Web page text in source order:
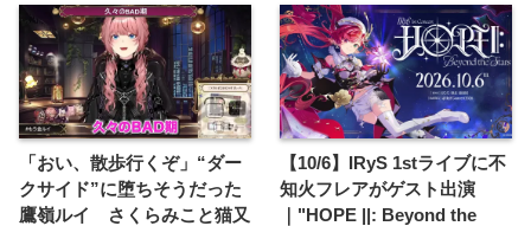
「おい、散歩行くぞ」“ダー
クサイド”に堕ちそうだった
鷹嶺ルイ さくらみこと猫又
【10/6】IRyS 1stライブに不
知火フレアがゲスト出演
｜"HOPE ||: Beyond the